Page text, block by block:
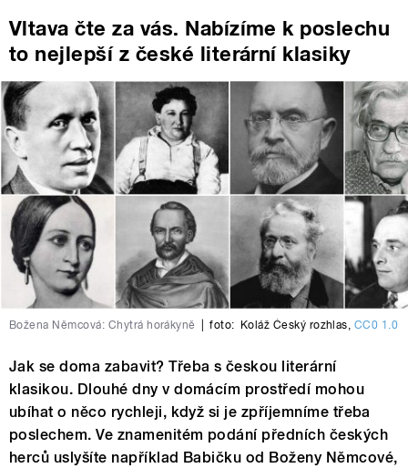
Vltava čte za vás. Nabízíme k poslechu
to nejlepší z české literární klasiky
Božena Němcová: Chytrá horákyně foto: Koláž Český rozhlas, CC0 1.0
Jak se doma zabavit? Třeba s českou literární
klasikou. Dlouhé dny v domácím prostředí mohou
ubíhat o něco rychleji, když si je zpříjemníme třeba
poslechem. Ve znamenitém podání předních českých
herců uslyšíte například Babičku od Boženy Němcové,